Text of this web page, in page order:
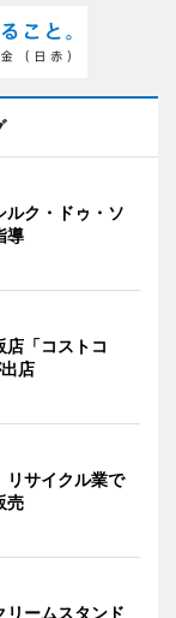
ク・ドゥ・ソ
導
店「コストコ
店
サイクル業で
売
リームスタンド